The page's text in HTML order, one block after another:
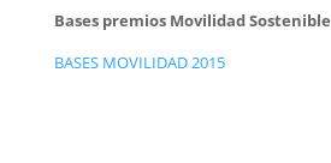
Bases premios Movilidad Sostenible
BASES MOVILIDAD 2015